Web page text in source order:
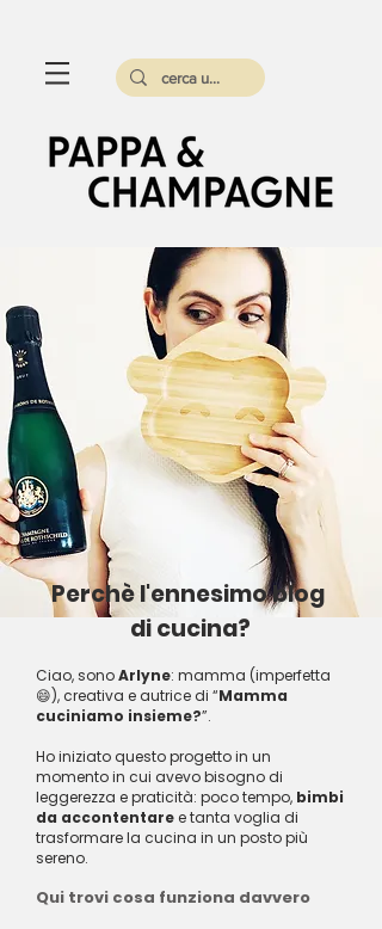
Perchè l'ennesimo blog
di cucina?
Ciao, sonoArlyne: mamma (imperfetta
😄), creativa e autrice di “Mamma
cuciniamo insieme?”.
Ho iniziato questo progetto in un
momento in cui avevo bisogno di
leggerezza e praticità: poco tempo, bimbi
da accontentaree tanta voglia di
trasformare la cucina in un posto più
sereno.
Qui trovi cosa funziona davvero